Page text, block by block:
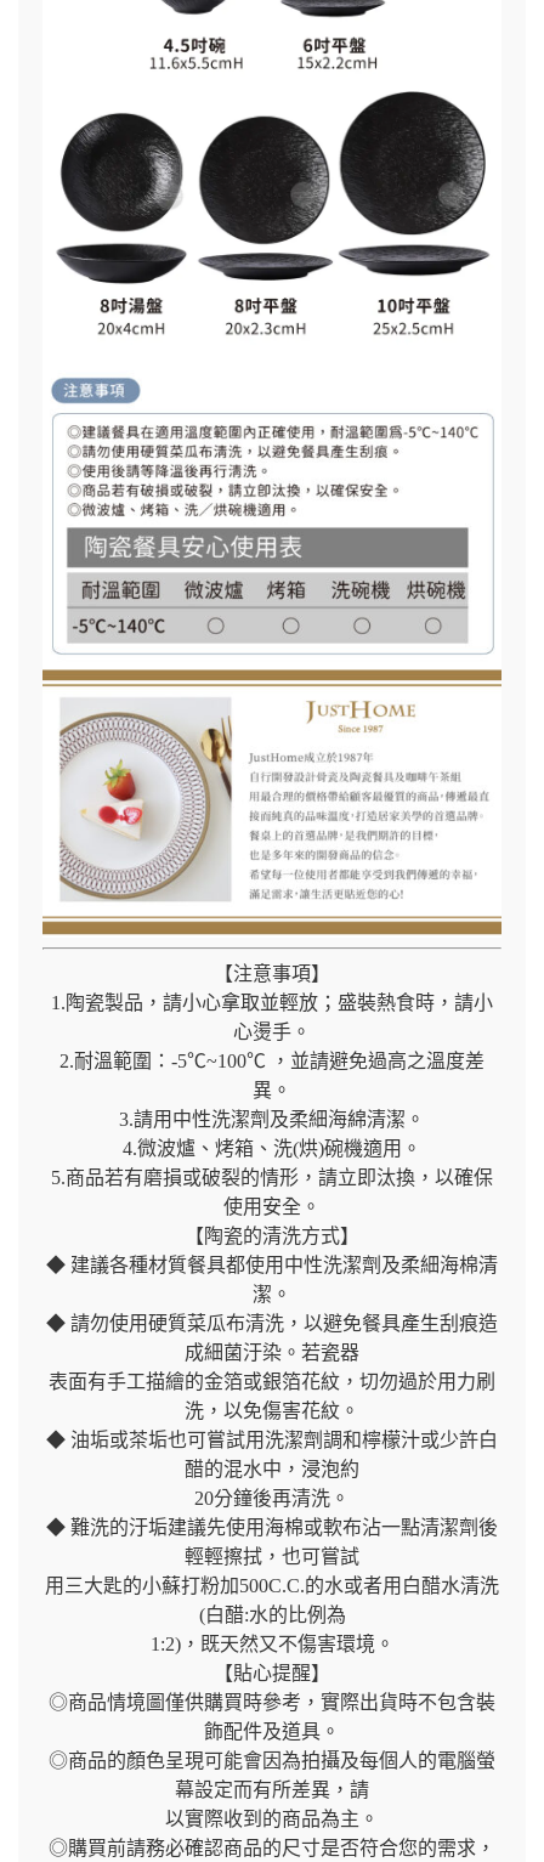
【注意事項】
1.陶瓷製品，請小心拿取並輕放；盛裝熱食時，請小
心燙手。
2.耐溫範圍：-5℃~100℃ ，並請避免過高之溫度差
異。
3.請用中性洗潔劑及柔細海綿清潔。
4.微波爐、烤箱、洗(烘)碗機適用。
5.商品若有磨損或破裂的情形，請立即汰換，以確保
使用安全。
【陶瓷的清洗方式】
◆ 建議各種材質餐具都使用中性洗潔劑及柔細海棉清
潔。
◆ 請勿使用硬質菜瓜布清洗，以避免餐具產生刮痕造
成細菌汙染。若瓷器
表面有手工描繪的金箔或銀箔花紋，切勿過於用力刷
洗，以免傷害花紋。
◆ 油垢或茶垢也可嘗試用洗潔劑調和檸檬汁或少許白
醋的混水中，浸泡約
20分鐘後再清洗。
◆ 難洗的汙垢建議先使用海棉或軟布沾一點清潔劑後
輕輕擦拭，也可嘗試
用三大匙的小蘇打粉加500C.C.的水或者用白醋水清洗
(白醋:水的比例為
1:2)，既天然又不傷害環境。
【貼心提醒】
◎商品情境圖僅供購買時參考，實際出貨時不包含裝
飾配件及道具。
◎商品的顏色呈現可能會因為拍攝及每個人的電腦螢
幕設定而有所差異，請
以實際收到的商品為主。
◎購買前請務必確認商品的尺寸是否符合您的需求，